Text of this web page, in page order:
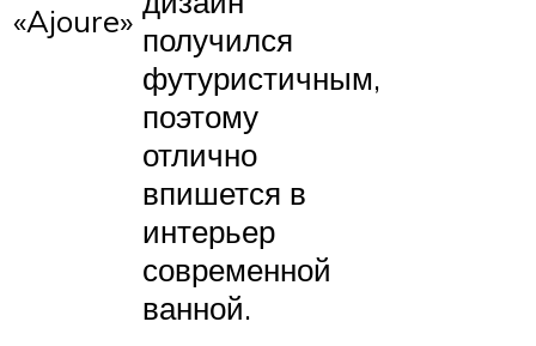
«Ajoure» получился
футуристичным,
поэтому
отлично
впишется в
интерьер
современной
ванной.